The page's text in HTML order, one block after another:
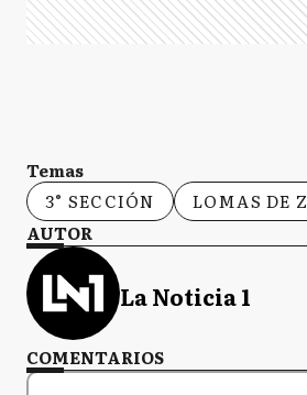
Temas
3° SECCIÓN
LOMAS DE
AUTOR
La Noticia 1
COMENTARIOS